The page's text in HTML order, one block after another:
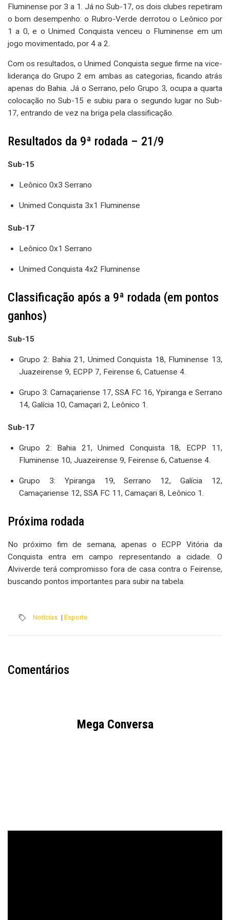
Fluminense por 3 a 1. Já no Sub-17, os dois clubes repetiram
o bom desempenho: o Rubro-Verde derrotou o Leônico por
1 a 0, e o Unimed Conquista venceu o Fluminense em um
jogo movimentado, por 4 a 2.
Com os resultados, o Unimed Conquista segue firme na vice-
liderança do Grupo 2 em ambas as categorias, ficando atrás
apenas do Bahia. Já o Serrano, pelo Grupo 3, ocupa a quarta
colocação no Sub-15 e subiu para o segundo lugar no Sub-
17, entrando de vez na briga pela classificação.
Resultados da 9ª rodada – 21/9
Sub-15
Leônico 0x3 Serrano
Unimed Conquista 3x1 Fluminense
Sub-17
Leônico 0x1 Serrano
Unimed Conquista 4x2 Fluminense
Classificação após a 9ª rodada (em pontos
ganhos)
Sub-15
Grupo 2: Bahia 21, Unimed Conquista 18, Fluminense 13,
Juazeirense 9, ECPP 7, Feirense 6, Catuense 4.
Grupo 3: Camaçariense 17, SSA FC 16, Ypiranga e Serrano
14, Galícia 10, Camaçari 2, Leônico 1.
Sub-17
Grupo 2: Bahia 21, Unimed Conquista 18, ECPP 11,
Fluminense 10, Juazeirense 9, Feirense 6, Catuense 4.
Grupo 3: Ypiranga 19, Serrano 12, Galícia 12,
Camaçariense 12, SSA FC 11, Camaçari 8, Leônico 1.
Próxima rodada
No próximo fim de semana, apenas o ECPP Vitória da
Conquista entra em campo representando a cidade. O
Alviverde terá compromisso fora de casa contra o Feirense,
buscando pontos importantes para subir na tabela.
Notícias | Esporte
Comentários
Mega Conversa